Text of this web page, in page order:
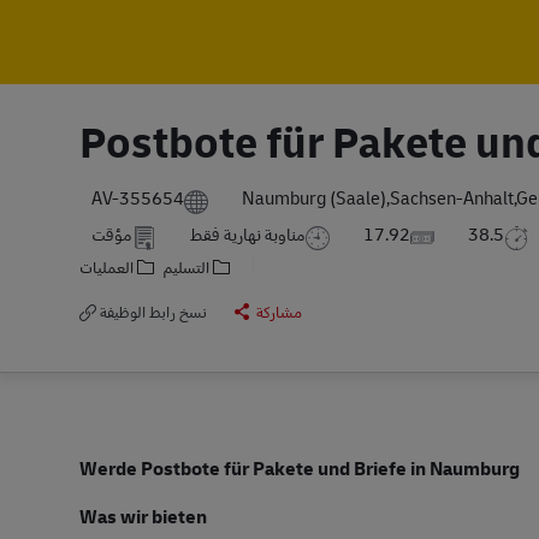
Postbote für Pakete
AV-355654 Naumburg (Saale),Sachsen-
مؤقت
مناوبة نهارية فقط 17.92 38.5
التسليم
العمليات
نسخ رابط الوظيفة
مشاركة
Werde Postbote für Pakete und Briefe in Naumburg
Was wir bieten